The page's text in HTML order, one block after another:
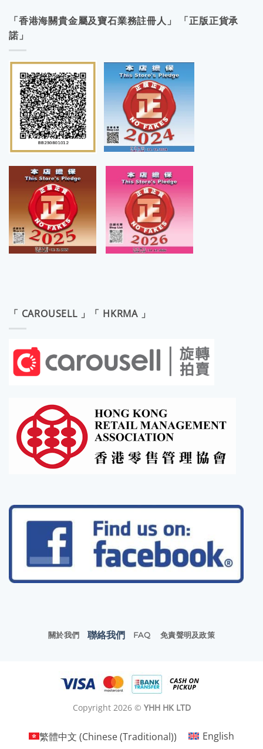
「香港海關貴金屬及寶石業務註冊人」 「正版正貨承
諾」
「 CAROUSELL 」「 HKRMA 」
關於我們 聯絡我們 FAQ 免責聲明及政策
Copyright 2026 © YHH HK LTD
繁體中文 (Chinese (Traditional)) English